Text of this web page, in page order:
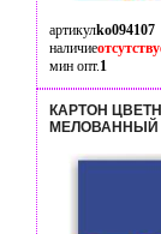
артикулko094107
наличие
мин опт.1
КАРТОН
МЕЛОВАННЫЙ